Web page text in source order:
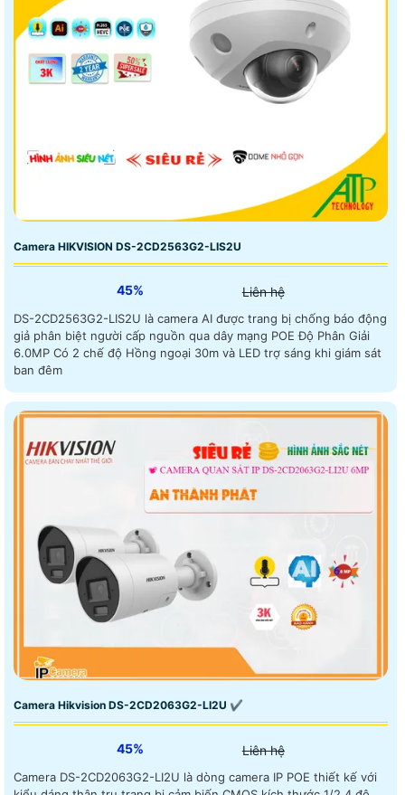
Camera HIKVISION DS-2CD2563G2-LIS2U
45% Liên hệ
DS-2CD2563G2-LIS2U là camera AI được trang bị chống báo động
giả phân biệt người cấp nguồn qua dây mạng POE Độ Phân Giải
6.0MP Có 2 chế độ Hồng ngoại 30m và LED trợ sáng khi giám sát
ban đêm
Camera Hikvision DS-2CD2063G2-LI2U ✔
45% Liên hệ
Camera DS-2CD2063G2-LI2U là dòng camera IP POE thiết kế với